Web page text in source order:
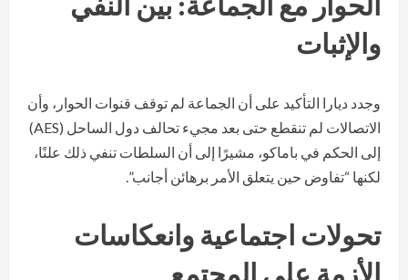
والإثبات
وجدد ديارا التأكيد على أن الجماعة لم توقف قنوات الحوار، وأن
الاتصالات لم تنقطع حتى بعد مجيء تحالف دول الساحل (AES)
إلى الحكم في باماكو، مشيرًا إلى أن السلطات تنفي ذلك علنًا،
لكنها “تفاوض حين يتعلق الأمر برهائن أجانب”.
تحولات اجتماعية وانعكاسات